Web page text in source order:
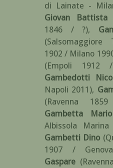
di Lainate -
Giovan Battista
1846 / ?),
1902 / Milano
(Empoli 1912
Gambedotti
Napoli 2011),
(Ravenna
Gambetta Mario
Albissola
Gambetti Dino
1907 /
Gaspare